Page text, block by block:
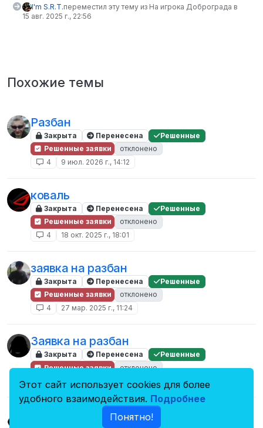
I'm S.R.T.переместил эту тему из На игрока Доброграда в
15 авг. 2025 г., 22:56
Похожие темы
Разбан
Закрыта Перенесена
Решенные
Решенные заявки
отклонено
4
9 июл. 2026 г., 14:12
коваль
Закрыта Перенесена
Решенные
Решенные заявки
отклонено
4
18 окт. 2025 г., 18:01
заявка на разбан
Закрыта Перенесена
Решенные
Решенные заявки
отклонено
4
27 мар. 2025 г., 11:24
Заявка на разбан
Закрыта Перенесена
Решенные
Решенные заявки
отклонено
Заявка на разбан (ОБХОД)
Этот сайт использует cookies для более
удобного взаимодействия. Подробнее
Понятно!